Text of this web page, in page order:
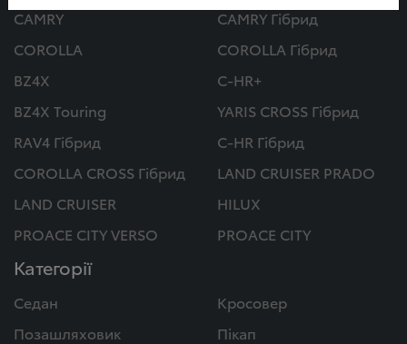
CAMRY
CAMRY Гібрид
COROLLA
COROLLA Гібрид
BZ4X
C-HR+
BZ4X Touring
YARIS CROSS Гібрид
RAV4 Гібрид
C-HR Гібрид
COROLLA CROSS Гібрид
LAND CRUISER PRADO
LAND CRUISER
HILUX
PROACE CITY VERSO
PROACE CITY
Категорії
Седан
Кросовер
Позашляховик
Пікап